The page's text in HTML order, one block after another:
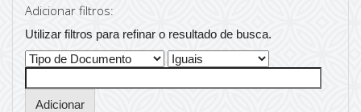
Adicionar filtros:
Utilizar filtros para refinar o resultado de busca.